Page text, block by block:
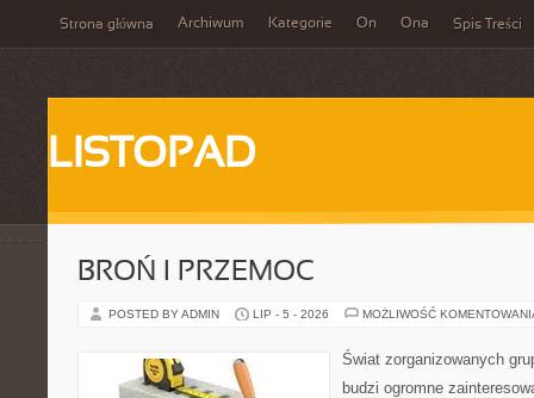
Strona główna Archiwum Kategorie On Ona Spis Treści
LISTOPAD
BROŃ I PRZEMOC
POSTED BY ADMIN LIP - 5 - 2026 MOŻLIWOŚĆ
Świat zorganizowanych
budzi ogromne